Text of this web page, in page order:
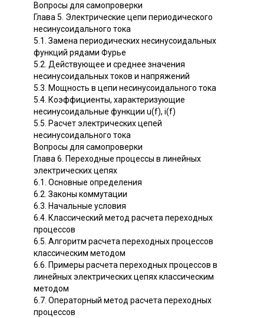
Вопросы для самопроверки
Глава 5. Электрические цепи периодического
несинусоидального тока
5.1. Замена периодических несинусоидальных
функций рядами Фурье
5.2. Действующее и среднее значения
несинусоидальных токов и напряжений
5.3. Мощность в цепи несинусоидального тока
5.4. Коэффициенты, характеризующие
несинусоидальные функции u(f), i(f)
5.5. Расчет электрических цепей
несинусоидального тока
Вопросы для самопроверки
Глава 6. Переходные процессы в линейных
электрических цепях
6.1. Основные определения
6.2. Законы коммутации
6.3. Начальные условия
6.4. Классический метод расчета переходных
процессов
6.5. Алгоритм расчета переходных процессов
классическим методом
6.6. Примеры расчета переходных процессов в
линейных электрических цепях классическим
методом
6.7. Операторный метод расчета переходных
процессов